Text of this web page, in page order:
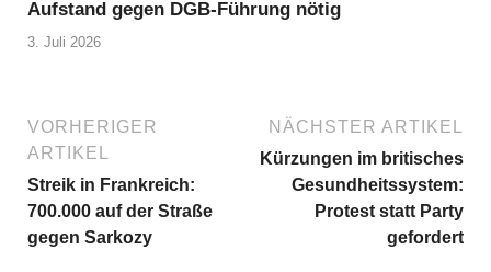
Aufstand gegen DGB-Führung nötig
3. Juli 2026
VORHERIGER
ARTIKEL
Streik in Frankreich:
700.000 auf der Straße
gegen Sarkozy
NÄCHSTER ARTIKEL
Kürzungen im britisches
Gesundheitssystem:
Protest statt Party
gefordert